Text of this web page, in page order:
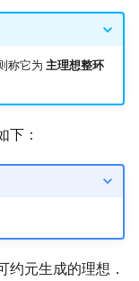
称它为主理想整环
下：
约元生成的理想．